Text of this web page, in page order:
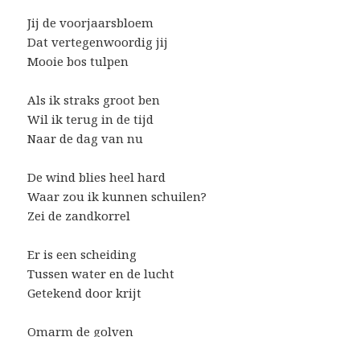
Jij de voorjaarsbloem
Dat vertegenwoordig jij
Mooie bos tulpen
Als ik straks groot ben
Wil ik terug in de tijd
Naar de dag van nu
De wind blies heel hard
Waar zou ik kunnen schuilen?
Zei de zandkorrel
Er is een scheiding
Tussen water en de lucht
Getekend door krijt
Omarm de golven